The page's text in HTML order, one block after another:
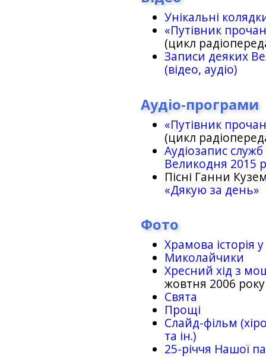
Унікальні
«Путівник
(цикл
Записи деяких
(відео, аудіо)
Аудіо-програми
«Путівник
(цикл
Аудіозапис
Великодня 2015
Пісні Ганни
«Дякую за день»
Фото
Храмова історія
Миколайчики
Хресний хід з
жовтня 2006 року
Свята
Прощі
Слайд-фільм
та ін.)
25-рiччя Нашої